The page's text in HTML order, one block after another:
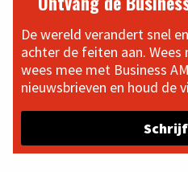
De wereld verandert snel
achter de feiten aan.
wees mee met Business
nieuwsbrieven en houd de